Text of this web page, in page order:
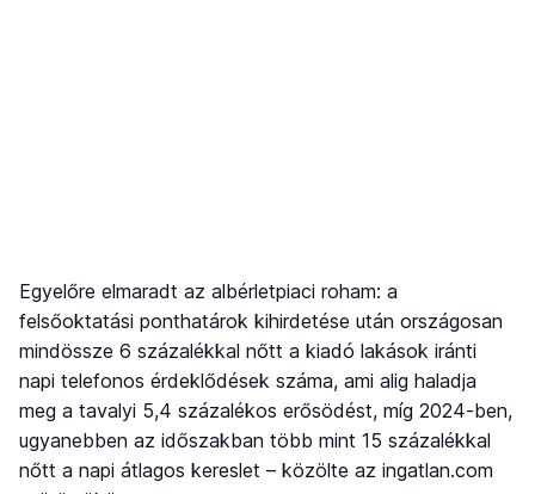
Egyelőre elmaradt az albérletpiaci roham: a
felsőoktatási ponthatárok kihirdetése után országosan
mindössze 6 százalékkal nőtt a kiadó lakások iránti
napi telefonos érdeklődések száma, ami alig haladja
meg a tavalyi 5,4 százalékos erősödést, míg 2024-ben,
ugyanebben az időszakban több mint 15 százalékkal
nőtt a napi átlagos kereslet – közölte az ingatlan.com